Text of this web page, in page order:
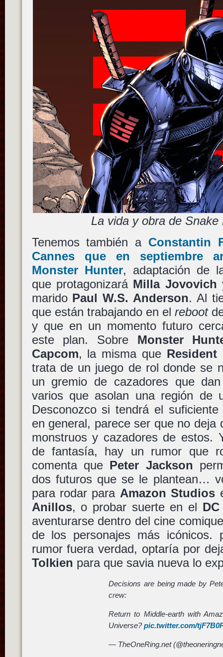
La vida y obra de Snake
Tenemos también a Constantin
Cannes que en septiembre
Monster Hunter, adaptación de
que protagonizará Milla Jovovich
marido Paul W.S. Anderson. Al
que están trabajando en elreboot
y que en un momento futuro
este plan. Sobre Monster
Capcom, la misma que Resident
trata de un juego de rol donde se
un gremio de cazadores que
varios que asolan una región de
Desconozco si tendrá el
en general, parece ser que no deja
monstruos y cazadores de estos.
de fantasía, hay un rumor que
comenta que Peter Jackson
dos futuros que se le plantean…
para rodar para Amazon Studios
Anillos, o probar suerte en el
aventurarse dentro del cine
de los personajes más icónicos.
rumor fuera verdad, optaría por
Tolkien para que savia nueva lo
Decisions are being made by
crew:
Return to Middle-earth with
Universe?pic.twitter.com/
— TheOneRing.net